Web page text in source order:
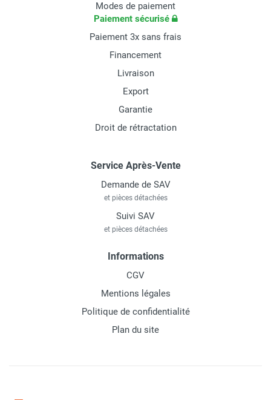
Modes de paiement
Paiement sécurisé
Paiement 3x sans frais
Financement
Livraison
Export
Garantie
Droit de rétractation
Service Après-Vente
Demande de SAV
et pièces détachées
Suivi SAV
et pièces détachées
Informations
CGV
Mentions légales
Politique de confidentialité
Plan du site